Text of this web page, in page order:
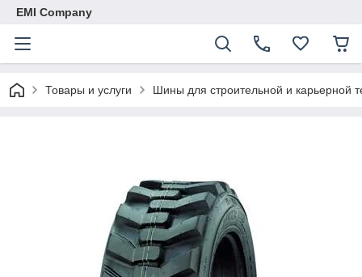
EMI Company
Товары и услуги Шины для строительной и карьерной